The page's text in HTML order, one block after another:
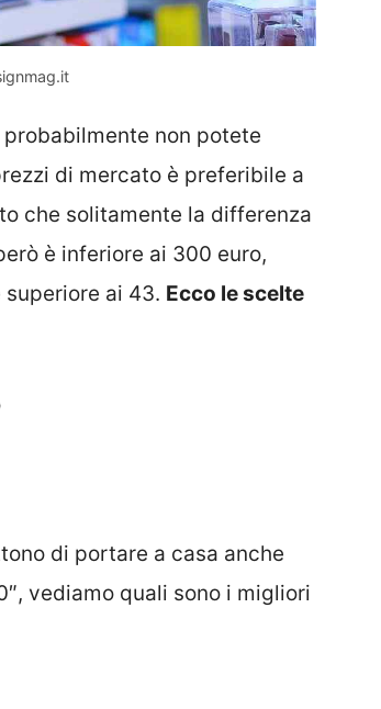
non potete
di mercato è preferibile a
che solitamente la differenza
è inferiore ai 300 euro,
ai 43. Ecco le scelte
di portare a casa anche
vediamo quali sono i migliori